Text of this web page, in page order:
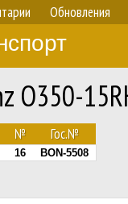
Обновления
O350-
№ Гос.№
16 BON-5508